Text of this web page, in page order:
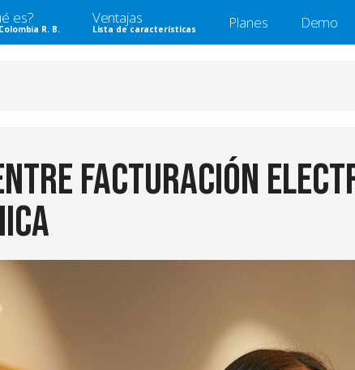
es?
R. B.
Ventajas
Lista de características Planes Demo
facturación